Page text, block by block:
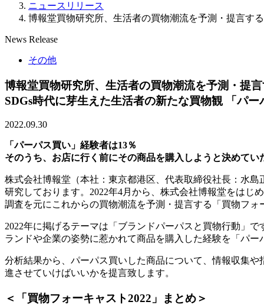
ニュースリリース
博報堂買物研究所、生活者の買物潮流を予測・提言す
News Release
その他
博報堂買物研究所、生活者の買物潮流を予測・提
SDGs時代に芽生えた生活者の新たな買物観 「パー
2022.09.30
「パーパス買い」経験者は13％
そのうち、お店に行く前にその商品を購入しようと決めてい
株式会社博報堂（本社：東京都港区、代表取締役社長：水
研究しております。2022年4月から、株式会社博報堂をは
調査を元にこれからの買物潮流を予測・提言する「買物フォ
2022年に掲げるテーマは「ブランドパーパスと買物行動」
ランドや企業の姿勢に惹かれて商品を購入した経験を「パ
分析結果から、パーパス買いした商品について、情報収集
進させていけばいいかを提言致します。
＜「買物フォーキャスト2022」まとめ＞